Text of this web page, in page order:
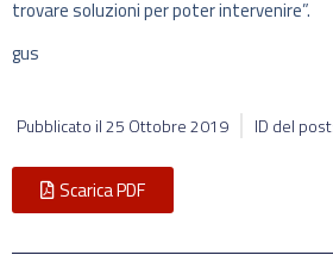
trovare soluzioni per poter intervenire”.
gus
Pubblicato il25 Ottobre 2019 ID del
Scarica PDF